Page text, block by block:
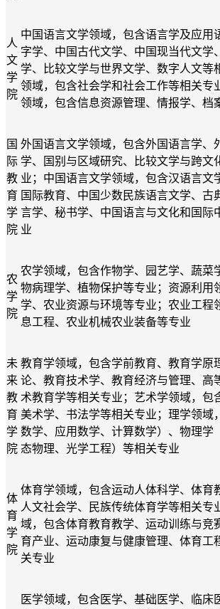
人
文
学
院
中国语言文学领域，包含语言学及应用
字学、中国古代文学、中国现当代文学
学、比较文学与世界文学、 数字人文等
领域， 包含社会学和社会工作等相关专
领域，包含信息资源管理、情报学、档
国
际
教
育
学
院
外国语言文学领域，包含外国语言学、
学、国别与区域研究、比较文学与跨文
业 ； 中国语言文学领域，包含汉语言文
国际教育、中国少数民族语言文学、古
言学、秘书学、中国语言与文化和国际
业
农
学
院
农学领域，包含作物学、园艺学、蔬菜
物病理学、植物保护等专业；资源利用
学、农业资源与环境等专业；农业工程
息工程、农业机械农业装备等专业
未
来
教
育
学
院
教育学领域， 包含学前教育、教育学原
论、教育技术学、教育经济与管理、高
术教育学等相关专业 ；艺术学领域， 包
美术学、书法学等相关专业 ；理学领域，
数学、应用数学、计算数学）、物理学
态物理、光学工程） 等相关专业
体
育
学
院
体育学领域，包含运动人体科学、体育
人文社会学、民族传统体育学等相关专
域，包含体育教育教学、运动训练与竞
育产业、运动康复与健康管理、体育工
关专业
医学领域， 包含医学、基础医学、临床